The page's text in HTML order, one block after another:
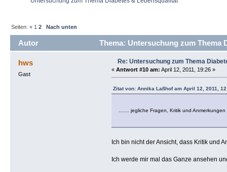
Seiten:« 1 2 Nach unten
Autor Thema: Untersuchung zum Thema
hws
Gast
Re: Untersuchung zum Thema
« Antwort #10 am: April 12, 2011, 19:26 »
Zitat von: Annika Laßhof am April 12, 2011,
....... jegliche Fragen, Kritik und
Ich bin nicht der Ansicht, dass Kritik und
Ich werde mir mal das Ganze ansehen